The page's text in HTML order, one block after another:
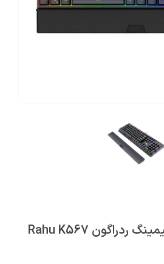
کیبورد مکانیکال گیمینگ ردراگون Rahu K567